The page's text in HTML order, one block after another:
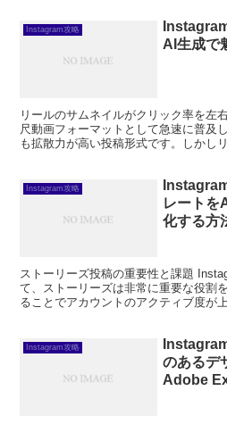
Instagram攻略
AI生成で
リールのサムネイルがクリック率を左
尺動画フォーマットとして急速に普及
も拡散力が高い投稿形式です。しかし
Instagram攻略
レートを
化する方
ストーリーズ投稿の重要性と課題
て、ストーリーズは非常に重要な役割
ることでアカウントのアクティブ度が
Instagram攻略
のあるデ
Adobe